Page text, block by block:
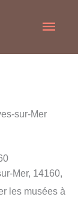
sur-Mer
Mer, 14160,
les musées à